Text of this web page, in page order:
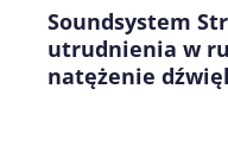
Soundsystem
utrudnienia w
natężenie